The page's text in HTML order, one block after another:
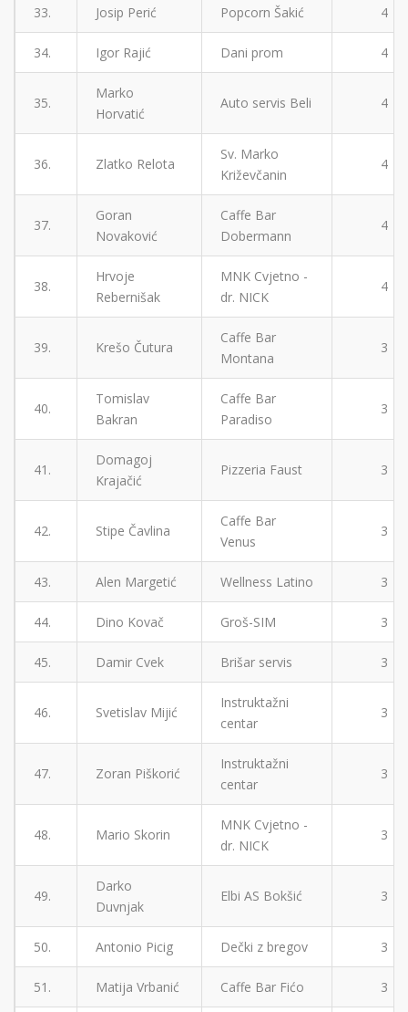
33. Josip Perić Popcorn Šakić 4
34. Igor Rajić Dani prom 4
35.
Marko
Horvatić
Auto servis Beli 4
36. Zlatko Relota
Sv. Marko
Križevčanin
4
37.
Goran
Novaković
Caffe Bar
Dobermann
4
38.
Hrvoje
Rebernišak
MNK Cvjetno -
dr. NICK
4
39. Krešo Čutura
Caffe Bar
Montana
3
40.
Tomislav
Bakran
Caffe Bar
Paradiso
3
41.
Domagoj
Krajačić
Pizzeria Faust 3
42. Stipe Čavlina
Caffe Bar
Venus
3
43. Alen Margetić Wellness Latino 3
44. Dino Kovač Groš-SIM 3
45. Damir Cvek Brišar servis 3
46. Svetislav Mijić
Instruktažni
centar
3
47. Zoran Piškorić
Instruktažni
centar
3
48. Mario Skorin
MNK Cvjetno -
dr. NICK
3
49.
Darko
Duvnjak
Elbi AS Bokšić 3
50. Antonio Picig Dečki z bregov 3
51. Matija Vrbanić Caffe Bar Fićo 3